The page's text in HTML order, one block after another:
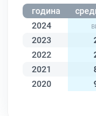
година
2024
2023
2022
2021
2020